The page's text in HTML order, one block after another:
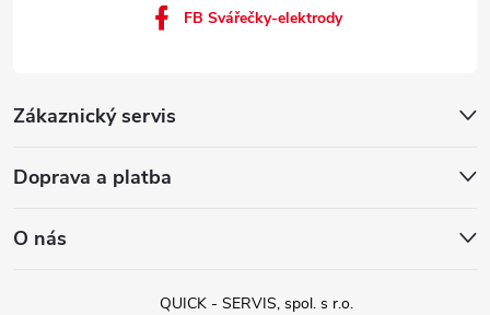
Zákaznický servis
Doprava a platba
O nás
FB Svářečky-elektrody
QUICK - SERVIS, spol. s r.o.